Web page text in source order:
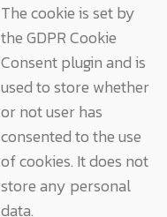
The cookie is set by
the GDPR Cookie
Consent plugin and is
used to store whether
or not user has
consented to the use
of cookies. It does not
store any personal
data.